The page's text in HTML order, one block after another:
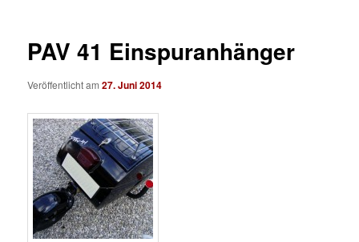
PAV 41 Einspuranhänger
Veröffentlicht am27. Juni 2014